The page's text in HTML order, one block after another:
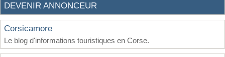
DEVENIR ANNONCEUR
Corsicamore
Le blog d'informations touristiques en Corse.